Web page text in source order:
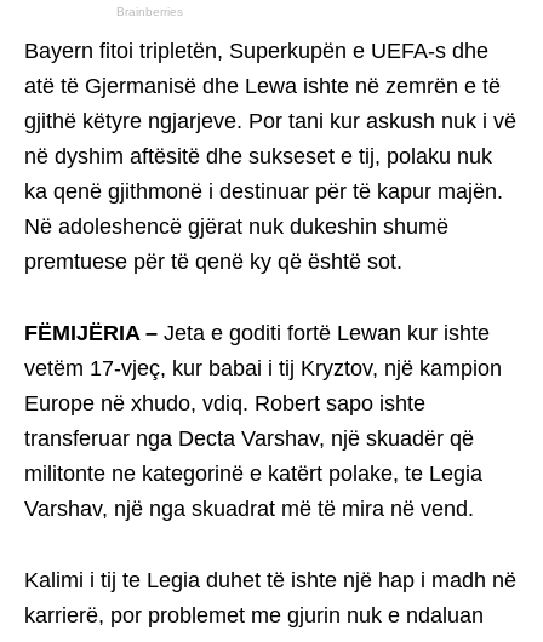
Bayern fitoi tripletën, Superkupën e UEFA-s dhe
atë të Gjermanisë dhe Lewa ishte në zemrën e të
gjithë këtyre ngjarjeve. Por tani kur askush nuk i vë
në dyshim aftësitë dhe sukseset e tij, polaku nuk
ka qenë gjithmonë i destinuar për të kapur majën.
Në adoleshencë gjërat nuk dukeshin shumë
premtuese për të qenë ky që është sot.
FËMIJËRIA – Jeta e goditi fortë Lewan kur ishte
vetëm 17-vjeç, kur babai i tij Kryztov, një kampion
Europe në xhudo, vdiq. Robert sapo ishte
transferuar nga Decta Varshav, një skuadër që
militonte ne kategorinë e katërt polake, te Legia
Varshav, një nga skuadrat më të mira në vend.
Kalimi i tij te Legia duhet të ishte një hap i madh në
karrierë, por problemet me gjurin nuk e ndaluan